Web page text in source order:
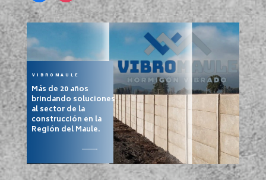
VIBROMAULE
Más de 20 años
brindando soluciones
al sector de la
construcción en la
Región del Maule.